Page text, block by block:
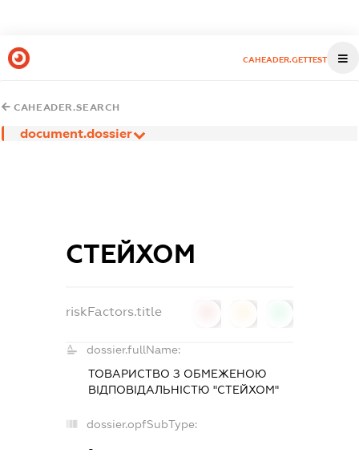
CAHEADER.GETTEST
CAHEADER.SEARCH
document.dossier
СТЕЙХОМ
riskFactors.title
dossier.fullName:
ТОВАРИСТВО З ОБМЕЖЕНОЮ
ВІДПОВІДАЛЬНІСТЮ "СТЕЙХОМ"
dossier.opfSubType:
-